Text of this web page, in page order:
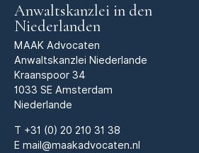
Anwaltskanzlei in den
Niederlanden
MAAK Advocaten
Anwaltskanzlei Niederlande
Kraanspoor 34
1033 SE Amsterdam
Niederlande
T +31 (0) 20 210 31 38
E mail@maakadvocaten.nl